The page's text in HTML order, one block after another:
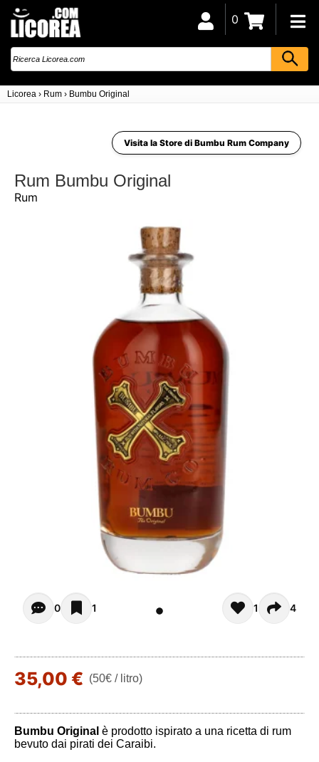
Licorea › Rum › Bumbu Original
0
Visita la Store di Bumbu Rum Company
Rum Bumbu Original
Rum
Opiniones - In questo momento non ci sono commenti.
0 1 1 4
35,00 € (50€ / litro)
Bumbu Original è prodotto ispirato a una ricetta di rum
bevuto dai pirati dei Caraibi.